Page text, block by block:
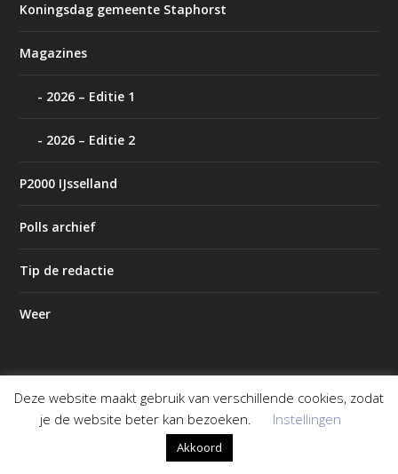
Koningsdag gemeente Staphorst
Magazines
2026 – Editie 1
2026 – Editie 2
P2000 IJsselland
Polls archief
Tip de redactie
Weer
Ontworpen doorElegant Themes | Mogelijk gemaakt door
WordPress
Deze website maakt gebruik van verschillende cookies, zodat
je de website beter kan bezoeken.
Instellingen
Akkoord